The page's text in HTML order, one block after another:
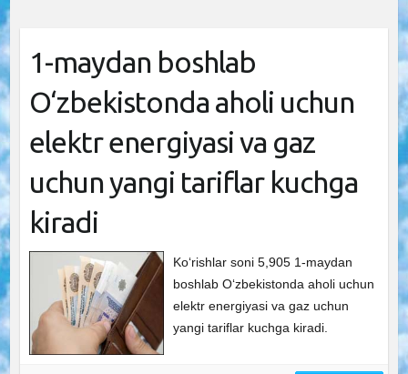
1-maydan boshlab
O‘zbekistonda aholi uchun
elektr energiyasi va gaz
uchun yangi tariflar kuchga
kiradi
Ko‘rishlar soni 5,905 1-maydan
boshlab O‘zbekistonda aholi uchun
elektr energiyasi va gaz uchun
yangi tariflar kuchga kiradi.